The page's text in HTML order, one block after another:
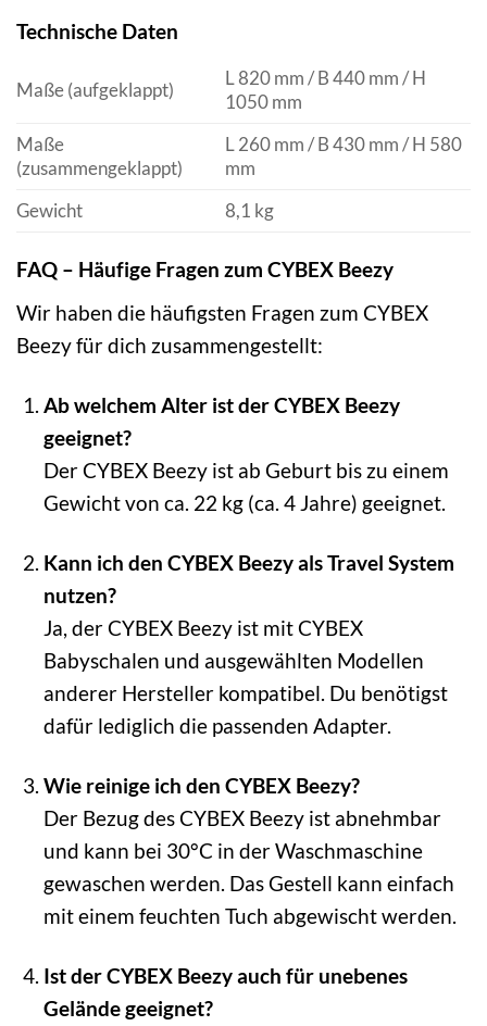
Technische Daten
Maße (aufgeklappt)
L 820 mm / B 440 mm / H
1050 mm
Maße
(zusammengeklappt)
L 260 mm / B 430 mm / H 580
mm
Gewicht
8,1 kg
FAQ – Häufige Fragen zum CYBEX Beezy
Wir haben die häufigsten Fragen zum CYBEX
Beezy für dich zusammengestellt:
Ab welchem Alter ist der CYBEX Beezy
geeignet?
Der CYBEX Beezy ist ab Geburt bis zu einem
Gewicht von ca. 22 kg (ca. 4 Jahre) geeignet.
Kann ich den CYBEX Beezy als Travel System
nutzen?
Ja, der CYBEX Beezy ist mit CYBEX
Babyschalen und ausgewählten Modellen
anderer Hersteller kompatibel. Du benötigst
dafür lediglich die passenden Adapter.
Wie reinige ich den CYBEX Beezy?
Der Bezug des CYBEX Beezy ist abnehmbar
und kann bei 30°C in der Waschmaschine
gewaschen werden. Das Gestell kann einfach
mit einem feuchten Tuch abgewischt werden.
Ist der CYBEX Beezy auch für unebenes
Gelände geeignet?